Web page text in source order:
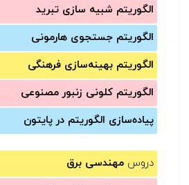
الگوریتم شبیه سازی تبرید
الگوریتم جستجوی هارمونی
الگوریتم بهینه‌سازی فرهنگی
الگوریتم کلونی زنبور مصنوعی
پیاده‌سازی الگوریتم در پایتون
دروس مهندسی برق